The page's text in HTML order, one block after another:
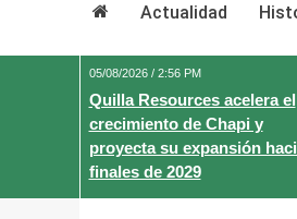
Actualidad
05/08/2026 / 2:56 PM
Quilla Resources acelera el
crecimiento de Chapi y
proyecta su expansión
finales de 2029